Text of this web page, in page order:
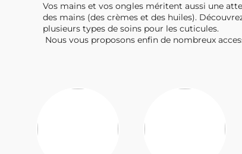
Vos mains et vos ongles méritent aussi une
des mains (des crèmes et des huiles).
plusieurs types de soins pour les cuticules.
Nous vous proposons enfin de nombreux